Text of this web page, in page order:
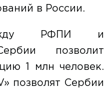
в России.
РФПИ и
позволит
1 млн человек.
позволят Сербии